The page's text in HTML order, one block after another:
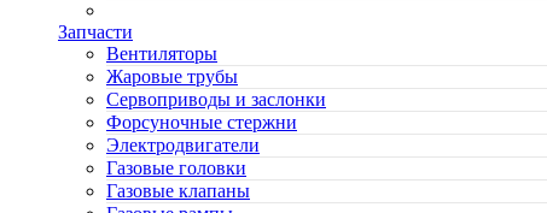
Запчасти
Вентиляторы
Жаровые трубы
Сервоприводы и заслонки
Форсуночные стержни
Электродвигатели
Газовые головки
Газовые клапаны